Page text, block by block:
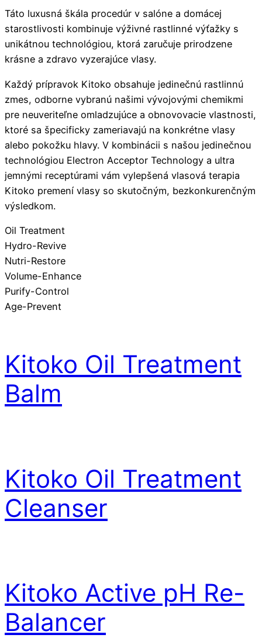
Táto luxusná škála procedúr v salóne a domácej
starostlivosti kombinuje výživné rastlinné výťažky s
unikátnou technológiou, ktorá zaručuje prirodzene
krásne a zdravo vyzerajúce vlasy.
Každý prípravok Kitoko obsahuje jedinečnú rastlinnú
zmes, odborne vybranú našimi vývojovými chemikmi
pre neuveriteľne omladzujúce a obnovovacie vlastnosti,
ktoré sa špecificky zameriavajú na konkrétne vlasy
alebo pokožku hlavy. V kombinácii s našou jedinečnou
technológiou Electron Acceptor Technology a ultra
jemnými receptúrami vám vylepšená vlasová terapia
Kitoko premení vlasy so skutočným, bezkonkurenčným
výsledkom.
Oil Treatment
Hydro-Revive
Nutri-Restore
Volume-Enhance
Purify-Control
Age-Prevent
Kitoko Oil Treatment
Balm
Kitoko Oil Treatment
Cleanser
Kitoko Active pH Re-
Balancer